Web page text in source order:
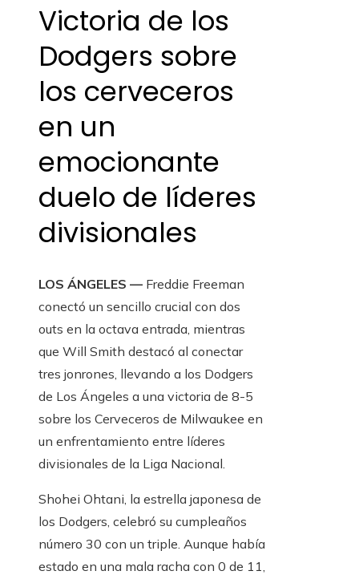
Victoria de los
Dodgers sobre
los cerveceros
en un
emocionante
duelo de líderes
divisionales
LOS ÁNGELES — Freddie Freeman
conectó un sencillo crucial con dos
outs en la octava entrada, mientras
que Will Smith destacó al conectar
tres jonrones, llevando a los Dodgers
de Los Ángeles a una victoria de 8-5
sobre los Cerveceros de Milwaukee en
un enfrentamiento entre líderes
divisionales de la Liga Nacional.
Shohei Ohtani, la estrella japonesa de
los Dodgers, celebró su cumpleaños
número 30 con un triple. Aunque había
estado en una mala racha con 0 de 11,